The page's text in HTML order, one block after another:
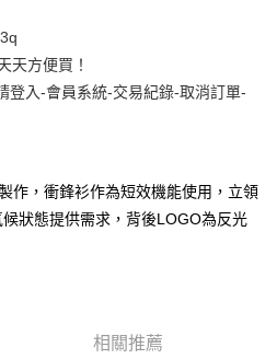
台北富邦商業銀行
兆豐國際商業銀行
永豐商業銀行
中國信託商業銀行
上)免運費
天方便買！
登入-會員系統-交易紀錄-取消訂單-
作，衝鋒衫作為短效機能使用，立領
狀態提供需求，背後LOGO為反光
相關推薦